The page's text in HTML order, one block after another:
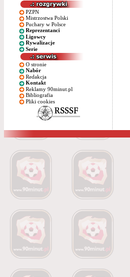
PZPN
Mistrzostwa Polski
Puchary w Polsce
Reprezentanci
Ligowcy
Rywalizacje
Serie
O stronie
Nabór
Redakcja
Kontakt
Reklamy 90minut.pl
Bibliografia
Pliki cookies